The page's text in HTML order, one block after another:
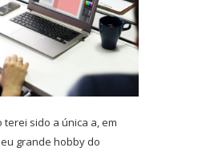
sido a única a, em
grande hobby do